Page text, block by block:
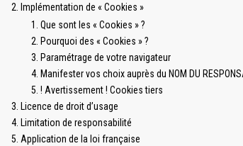
Implémentation de « Cookies »
Que sont les « Cookies » ?
Pourquoi des « Cookies » ?
Paramétrage de votre navigateur
Manifester vos choix auprès du NOM DU
! Avertissement ! Cookies tiers
Licence de droit d’usage
Limitation de responsabilité
Application de la loi française